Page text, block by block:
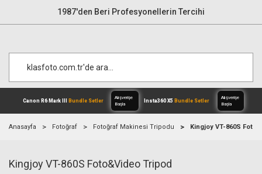
1987'den Beri Profesyonellerin Tercihi
Canon R6 Mark IIIBundle Setler
Anasayfa Fotoğraf Fotoğraf Makinesi Tripodu Kingjoy VT-860S
Kingjoy VT-860S Foto&Video Tripod